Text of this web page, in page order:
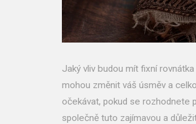
Jaký vliv budou mít fixní
mohou změnit váš úsměv a
očekávat, pokud se rozhodnete
společně tuto zajímavou a